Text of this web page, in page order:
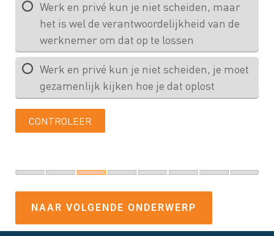
NAAR VOLGENDE ONDERWERP